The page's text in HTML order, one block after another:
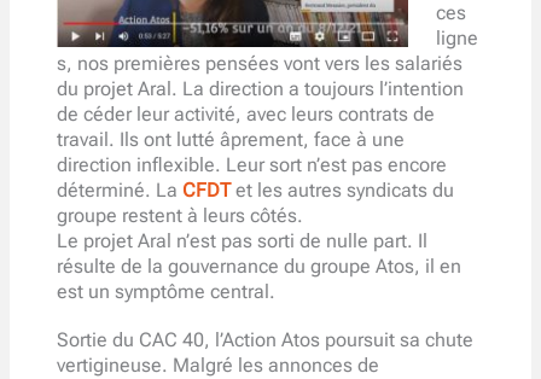
ces
ligne
s, nos premières pensées vont vers les salariés
du projet Aral. La direction a toujours l’intention
de céder leur activité, avec leurs contrats de
travail. Ils ont lutté âprement, face à une
direction inflexible. Leur sort n’est pas encore
déterminé. La CFDT et les autres syndicats du
groupe restent à leurs côtés.
Le projet Aral n’est pas sorti de nulle part. Il
résulte de la gouvernance du groupe Atos, il en
est un symptôme central.
Sortie du CAC 40, l’Action Atos poursuit sa chute
vertigineuse. Malgré les annonces de